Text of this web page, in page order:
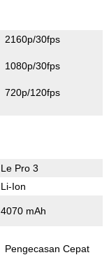
2160p/30fps
1080p/30fps
720p/120fps
Le Pro 3
Li-Ion
4070 mAh
Pengecasan Cepat